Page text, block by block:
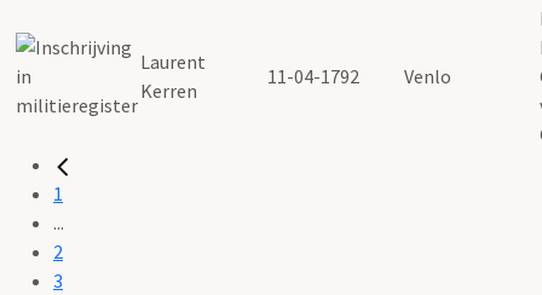
Laurent
Kerren
11-04-1792 Venlo
1
...
2
3